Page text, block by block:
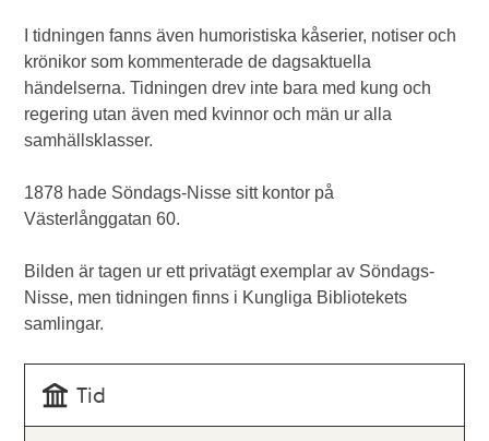
I tidningen fanns även humoristiska kåserier, notiser och
krönikor som kommenterade de dagsaktuella
händelserna. Tidningen drev inte bara med kung och
regering utan även med kvinnor och män ur alla
samhällsklasser.
1878 hade Söndags-Nisse sitt kontor på
Västerlånggatan 60.
Bilden är tagen ur ett privatägt exemplar av Söndags-
Nisse, men tidningen finns i Kungliga Bibliotekets
samlingar.
Tid